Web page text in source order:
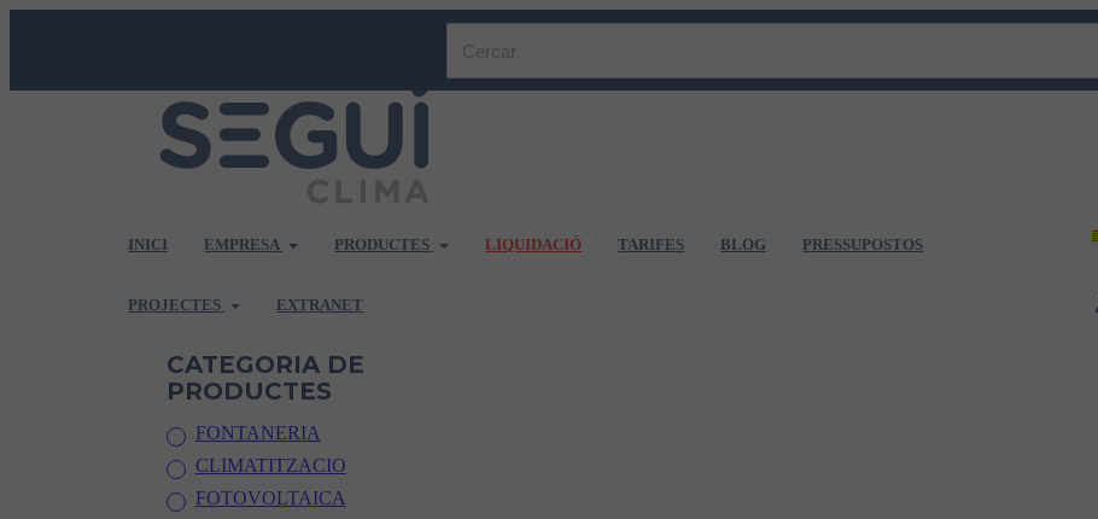
INICI EMPRESA PRODUCTES LIQUIDACIÓ TARIFES BLOG PRESSUPOSTOS
PROJECTES EXTRANET
CATEGORIA DE
PRODUCTES
FONTANERIA
CLIMATITZACIO
FOTOVOLTAICA